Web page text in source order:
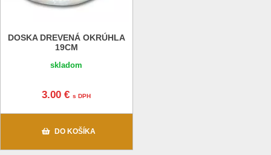
DOSKA DREVENÁ OKRÚHLA
19CM
skladom
3.00 €s DPH
DO KOŠÍKA